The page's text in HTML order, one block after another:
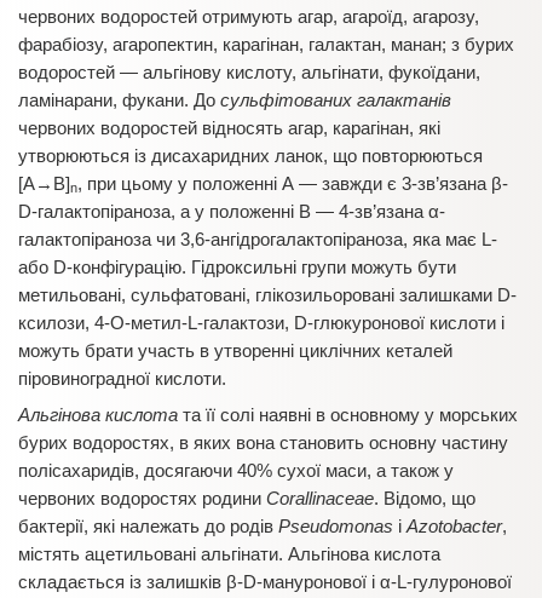
червоних водоростей отримують агар, агароїд, агарозу,
фарабіозу, агаропектин, карагінан, галактан, манан; з бурих
водоростей — альгінову кислоту, альгінати, фукоїдани,
ламінарани, фукани. До сульфітованих галактанів
червоних водоростей відносять агар, карагінан, які
утворюються із дисахаридних ланок, що повторюються
[А→В]n, при цьому у положенні А — завжди є 3-зв’язана β-
D-галактопіраноза, а у положенні В — 4-зв’язана α-
галактопіраноза чи 3,6-ангідрогалактопіраноза, яка має L-
або D-конфігурацію. Гідроксильні групи можуть бути
метильовані, сульфатовані, глікозильоровані залишками D-
ксилози, 4-О-метил-L-галактози, D-глюкуронової кислоти і
можуть брати участь в утворенні циклічних кеталей
піровиноградної кислоти.
Альгінова кислота та її солі наявні в основному у морських
бурих водоростях, в яких вона становить основну частину
полісахаридів, досягаючи 40% сухої маси, а також у
червоних водоростях родини Corallinaceae. Відомо, що
бактерії, які належать до родів Pseudomonas і Azotobacter,
містять ацетильовані альгінати. Альгінова кислота
складається із залишків β-D-мануронової і α-L-гулуронової